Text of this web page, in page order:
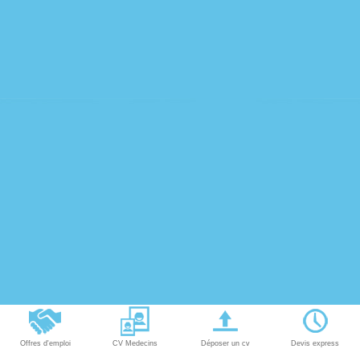
Offres d'emploi CV Medecins Déposer un cv Devis express